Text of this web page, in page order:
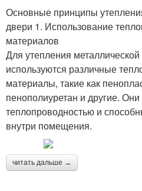
Основные принципы
двери 1. Использование
материалов
Для утепления
используются различные
материалы, такие как
пенополиуретан и другие.
теплопроводностью и
внутри помещения.
читать дальше →